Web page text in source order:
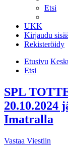
Etsi
UKK
Kirjaudu
Rekisteröidy
Etusivu
Etsi
SPL
20.10.2024
Imatralla
Vastaa Viestiin